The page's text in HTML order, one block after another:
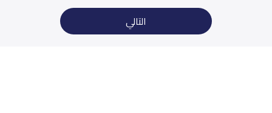
التالي